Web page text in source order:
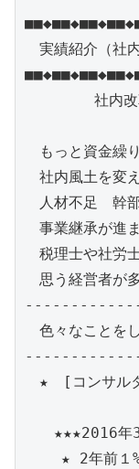
実績紹介（社
　社内改
もっと資金繰
社内風土を変
人材不足　幹
事業継承が進
税理士や社労
思う経営者が
色々なことを
★　[コンサル
★★★2016年3
★ 2年前１%